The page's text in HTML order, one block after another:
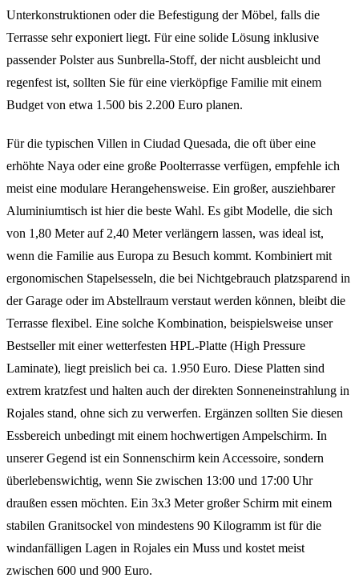
Unterkonstruktionen oder die Befestigung der Möbel, falls die
Terrasse sehr exponiert liegt. Für eine solide Lösung inklusive
passender Polster aus Sunbrella-Stoff, der nicht ausbleicht und
regenfest ist, sollten Sie für eine vierköpfige Familie mit einem
Budget von etwa 1.500 bis 2.200 Euro planen.
Für die typischen Villen in Ciudad Quesada, die oft über eine
erhöhte Naya oder eine große Poolterrasse verfügen, empfehle ich
meist eine modulare Herangehensweise. Ein großer, ausziehbarer
Aluminiumtisch ist hier die beste Wahl. Es gibt Modelle, die sich
von 1,80 Meter auf 2,40 Meter verlängern lassen, was ideal ist,
wenn die Familie aus Europa zu Besuch kommt. Kombiniert mit
ergonomischen Stapelsesseln, die bei Nichtgebrauch platzsparend in
der Garage oder im Abstellraum verstaut werden können, bleibt die
Terrasse flexibel. Eine solche Kombination, beispielsweise unser
Bestseller mit einer wetterfesten HPL-Platte (High Pressure
Laminate), liegt preislich bei ca. 1.950 Euro. Diese Platten sind
extrem kratzfest und halten auch der direkten Sonneneinstrahlung in
Rojales stand, ohne sich zu verwerfen. Ergänzen sollten Sie diesen
Essbereich unbedingt mit einem hochwertigen Ampelschirm. In
unserer Gegend ist ein Sonnenschirm kein Accessoire, sondern
überlebenswichtig, wenn Sie zwischen 13:00 und 17:00 Uhr
draußen essen möchten. Ein 3x3 Meter großer Schirm mit einem
stabilen Granitsockel von mindestens 90 Kilogramm ist für die
windanfälligen Lagen in Rojales ein Muss und kostet meist
zwischen 600 und 900 Euro.